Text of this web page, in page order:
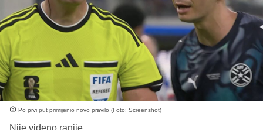
Po prvi put primijenio novo pravilo (Foto: Screenshot)
Nije viđeno ranije